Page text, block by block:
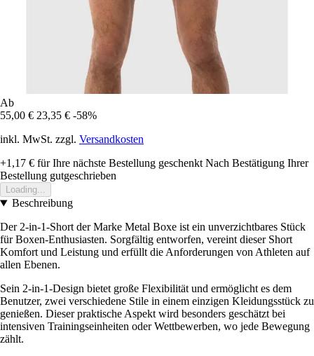
Ab
55,00 € 23,35 € -58%
inkl. MwSt. zzgl. Versandkosten
+1,17 € für Ihre nächste Bestellung geschenkt Nach Bestätigung Ihrer
Bestellung gutgeschrieben
Loading...
Beschreibung
Der 2-in-1-Short der Marke Metal Boxe ist ein unverzichtbares Stück
für Boxen-Enthusiasten. Sorgfältig entworfen, vereint dieser Short
Komfort und Leistung und erfüllt die Anforderungen von Athleten auf
allen Ebenen.
Sein 2-in-1-Design bietet große Flexibilität und ermöglicht es dem
Benutzer, zwei verschiedene Stile in einem einzigen Kleidungsstück zu
genießen. Dieser praktische Aspekt wird besonders geschätzt bei
intensiven Trainingseinheiten oder Wettbewerben, wo jede Bewegung
zählt.